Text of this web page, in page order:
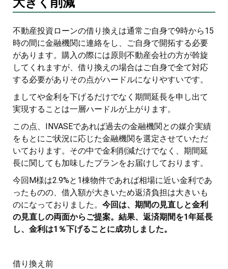
不動産投資ローンの借り換えは通常ご自身で9時から15
時の間に金融機関に連絡をし、ご自身で開拓する必要
があります。購入の際には原則不動産会社の方が斡旋
してくれますが、借り換えの場合はご自身で全て対応
する必要がありその点がハードルになりやすいです。
ましてや金利を下げるだけでなく期間延長を申し出て
実現することは一層ハードルが上がります。
この点、INVASEであれば過去の金融機関との媒介実績
をもとにご状況に応じた金融機関を選定させていただ
いております。その中で金利削減だけでなく、期間延
長に関しても加味したプランをお届けしております。
今回M様は2.9%と1棟物件であれば相場に近い金利であ
ったものの、借入額が大きいため返済負担は大きいも
のになっておりました。 今回は、期間の見直しと金利
の見直しの両面からご提案。結果、返済期間を1年延長
し、金利は1％下げることに成功しました。
借り換え前